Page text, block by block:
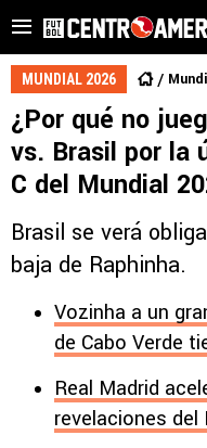
MUNDIAL 2026
¿Por qué no
vs. Brasil por la
C del Mundial
Brasil se verá
baja de Raphinha.
Vozinha a un
de Cabo Verde
Real Madrid
revelaciones del